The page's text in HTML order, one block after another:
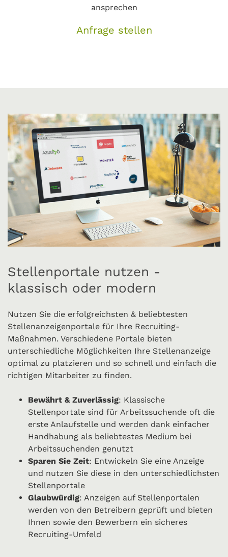
ansprechen
Anfrage stellen
Stellenportale nutzen -
klassisch oder modern
Nutzen Sie die erfolgreichsten & beliebtesten
Stellenanzeigenportale für Ihre Recruiting-
Maßnahmen. Verschiedene Portale bieten
unterschiedliche Möglichkeiten Ihre Stellenanzeige
optimal zu platzieren und so schnell und einfach die
richtigen Mitarbeiter zu finden.
Bewährt & Zuverlässig: Klassische
Stellenportale sind für Arbeitssuchende oft die
erste Anlaufstelle und werden dank einfacher
Handhabung als beliebtestes Medium bei
Arbeitssuchenden genutzt
Sparen Sie Zeit: Entwickeln Sie eine Anzeige
und nutzen Sie diese in den unterschiedlichsten
Stellenportale
Glaubwürdig: Anzeigen auf Stellenportalen
werden von den Betreibern geprüft und bieten
Ihnen sowie den Bewerbern ein sicheres
Recruiting-Umfeld